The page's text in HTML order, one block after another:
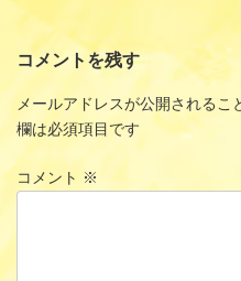
コメントを残す
メールアドレスが公開されるこ
欄は必須項目です
コメント ※